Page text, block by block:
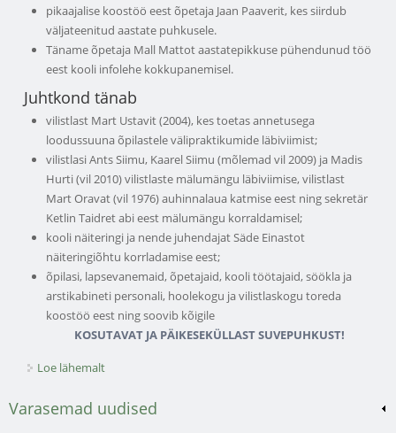
pikaajalise koostöö eest õpetaja Jaan Paaverit, kes siirdub
väljateenitud aastate puhkusele.
Täname õpetaja Mall Mattot aastatepikkuse pühendunud töö
eest kooli infolehe kokkupanemisel.
Juhtkond tänab
vilistlast Mart Ustavit (2004), kes toetas annetusega
loodussuuna õpilastele välipraktikumide läbiviimist;
vilistlasi Ants Siimu, Kaarel Siimu (mõlemad vil 2009) ja Madis
Hurti (vil 2010) vilistlaste mälumängu läbiviimise, vilistlast
Mart Oravat (vil 1976) auhinnalaua katmise eest ning sekretär
Ketlin Taidret abi eest mälumängu korraldamisel;
kooli näiteringi ja nende juhendajat Säde Einastot
näiteringiõhtu korrladamise eest;
õpilasi, lapsevanemaid, õpetajaid, kooli töötajaid, söökla ja
arstikabineti personali, hoolekogu ja vilistlaskogu toreda
koostöö eest ning soovib kõigile
KOSUTAVAT JA PÄIKESEKÜLLAST SUVEPUHKUST!
Loe lähemalt
Varasemad uudised